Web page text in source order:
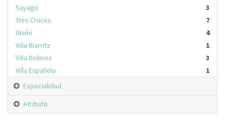
3
Sayago
7
Tres Cruces
4
Unión
1
Villa Biarritz
3
Villa Dolores
1
Villa Española
Especialidad
Atributo